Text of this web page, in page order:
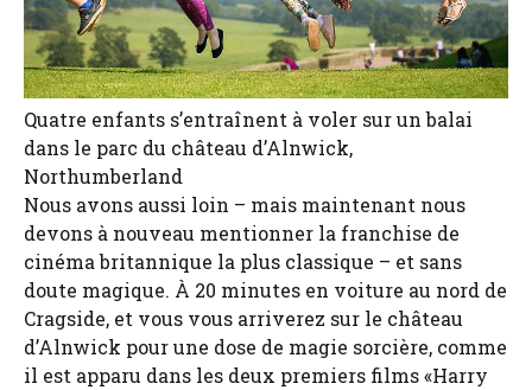
Quatre enfants s’entraînent à voler sur un balai
dans le parc du château d’Alnwick,
Northumberland
Nous avons aussi loin – mais maintenant nous
devons à nouveau mentionner la franchise de
cinéma britannique la plus classique – et sans
doute magique. À 20 minutes en voiture au nord de
Cragside, et vous vous arriverez sur le château
d’Alnwick pour une dose de magie sorcière, comme
il est apparu dans les deux premiers films «Harry